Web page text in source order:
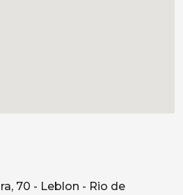
70 - Leblon - Rio de